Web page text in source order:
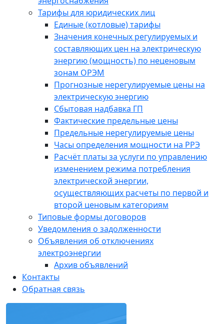
Тарифы для юридических лиц
Единые (котловые) тарифы
Значения конечных регулируемых и
составляющих цен на электрическую
энергию (мощность) по неценовым
зонам ОРЭМ
Прогнозные нерегулируемые цены на
электрическую энергию
Сбытовая надбавка ГП
Фактические предельные цены
Предельные нерегулируемые цены
Часы определения мощности на РРЭ
Расчёт платы за услуги по управлению
изменением режима потребления
электрической энергии,
осуществляющих расчеты по первой и
второй ценовым категориям
Типовые формы договоров
Уведомления о задолженности
Объявления об отключениях
электроэнергии
Архив объявлений
Контакты
Обратная связь